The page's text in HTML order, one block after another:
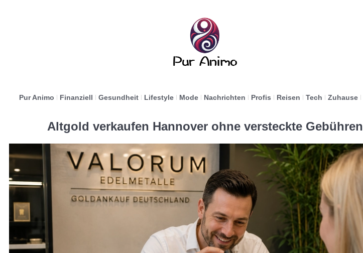
Pur Animo Finanziell Gesundheit Lifestyle Mode Nachrichten Profis Reisen Tech Zuhause
Altgold verkaufen Hannover ohne versteckte Gebühren